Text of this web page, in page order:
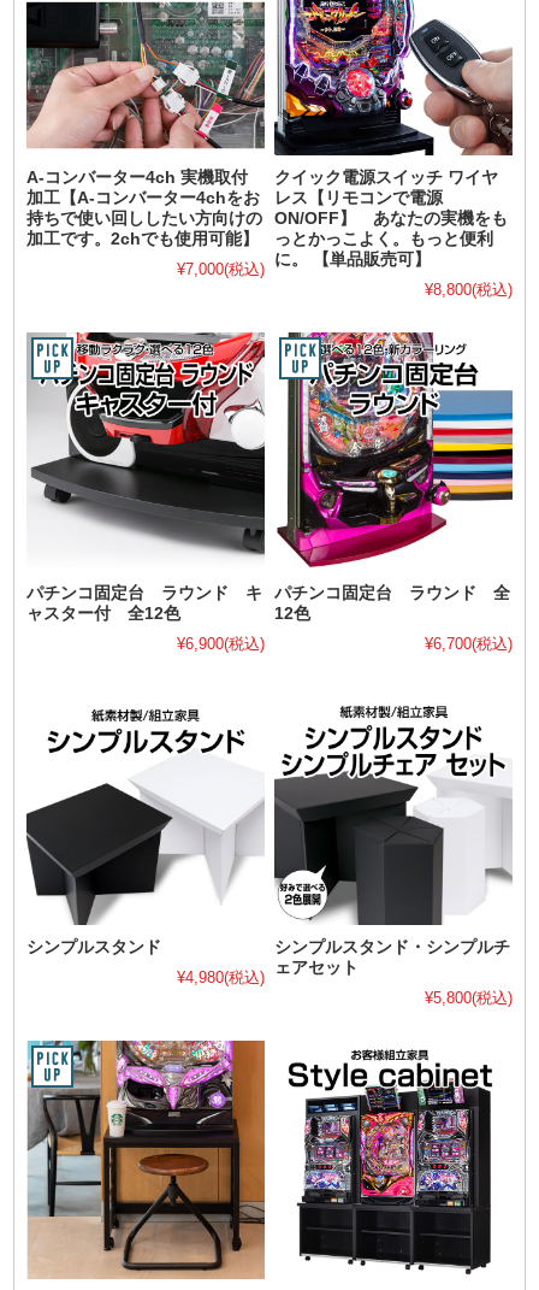
A-コンバーター4ch 実機取付
加工【A-コンバーター4chをお
持ちで使い回ししたい方向けの
加工です。2chでも使用可能】
¥7,000(税込)
クイック電源スイッチ ワイヤ
レス【リモコンで電源
ON/OFF】 あなたの実機をも
っとかっこよく。もっと便利
に。 【単品販売可】
¥8,800(税込)
パチンコ固定台 ラウンド キ
ャスター付 全12色
¥6,900(税込)
パチンコ固定台 ラウンド 全
12色
¥6,700(税込)
シンプルスタンド
¥4,980(税込)
シンプルスタンド・シンプルチ
ェアセット
¥5,800(税込)